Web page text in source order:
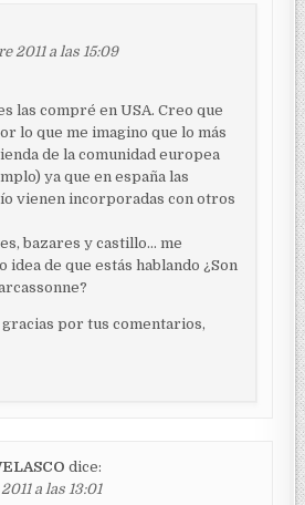
2011 a las 15:09
las compré en USA. Creo que
lo que me imagino que lo más
de la comunidad europea
ya que en españa las
vienen incorporadas con otros
bazares y castillo… me
idea de que estás hablando ¿Son
gracias por tus comentarios,
dice:
a las 13:01